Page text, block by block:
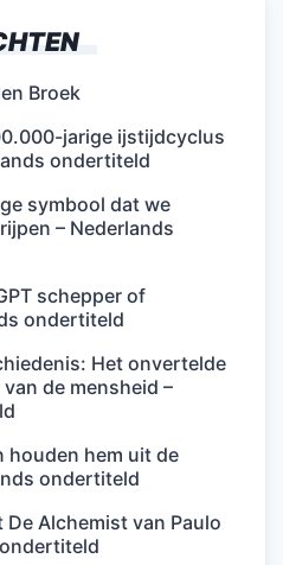
Broek
jarige ijstijdcyclus
ondertiteld
symbool dat we
– Nederlands
schepper of
ondertiteld
Het onvertelde
de mensheid –
houden hem uit de
ondertiteld
Alchemist van Paulo